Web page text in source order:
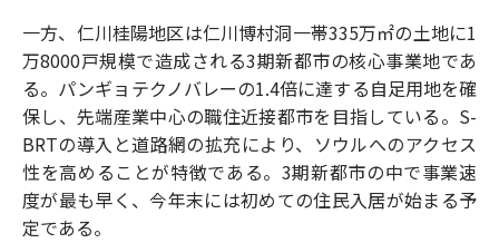
一方、仁川桂陽地区は仁川博村洞一帯335万㎡の土地に1
万8000戸規模で造成される3期新都市の核心事業地であ
る。パンギョテクノバレーの1.4倍に達する自足用地を確
保し、先端産業中心の職住近接都市を目指している。S-
BRTの導入と道路網の拡充により、ソウルへのアクセス
性を高めることが特徴である。3期新都市の中で事業速
度が最も早く、今年末には初めての住民入居が始まる予
定である。